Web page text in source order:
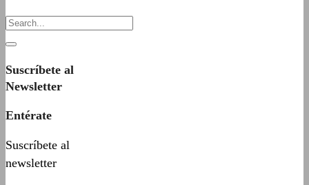
Suscríbete al
Newsletter
Entérate
Suscríbete al
newsletter